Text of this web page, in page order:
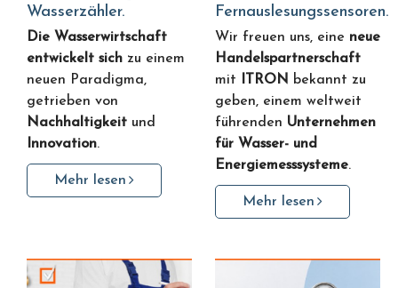
Wasserzähler.
Die Wasserwirtschaft
entwickelt sich zu einem
neuen Paradigma,
getrieben von
Nachhaltigkeit und
Innovation.
Mehr lesen
Fernauslesungssensoren.
Wir freuen uns, eine neue
Handelspartnerschaft
mit
ITRON bekannt zu
geben, einem weltweit
führenden Unternehmen
für Wasser- und
Energiemesssysteme.
Mehr lesen